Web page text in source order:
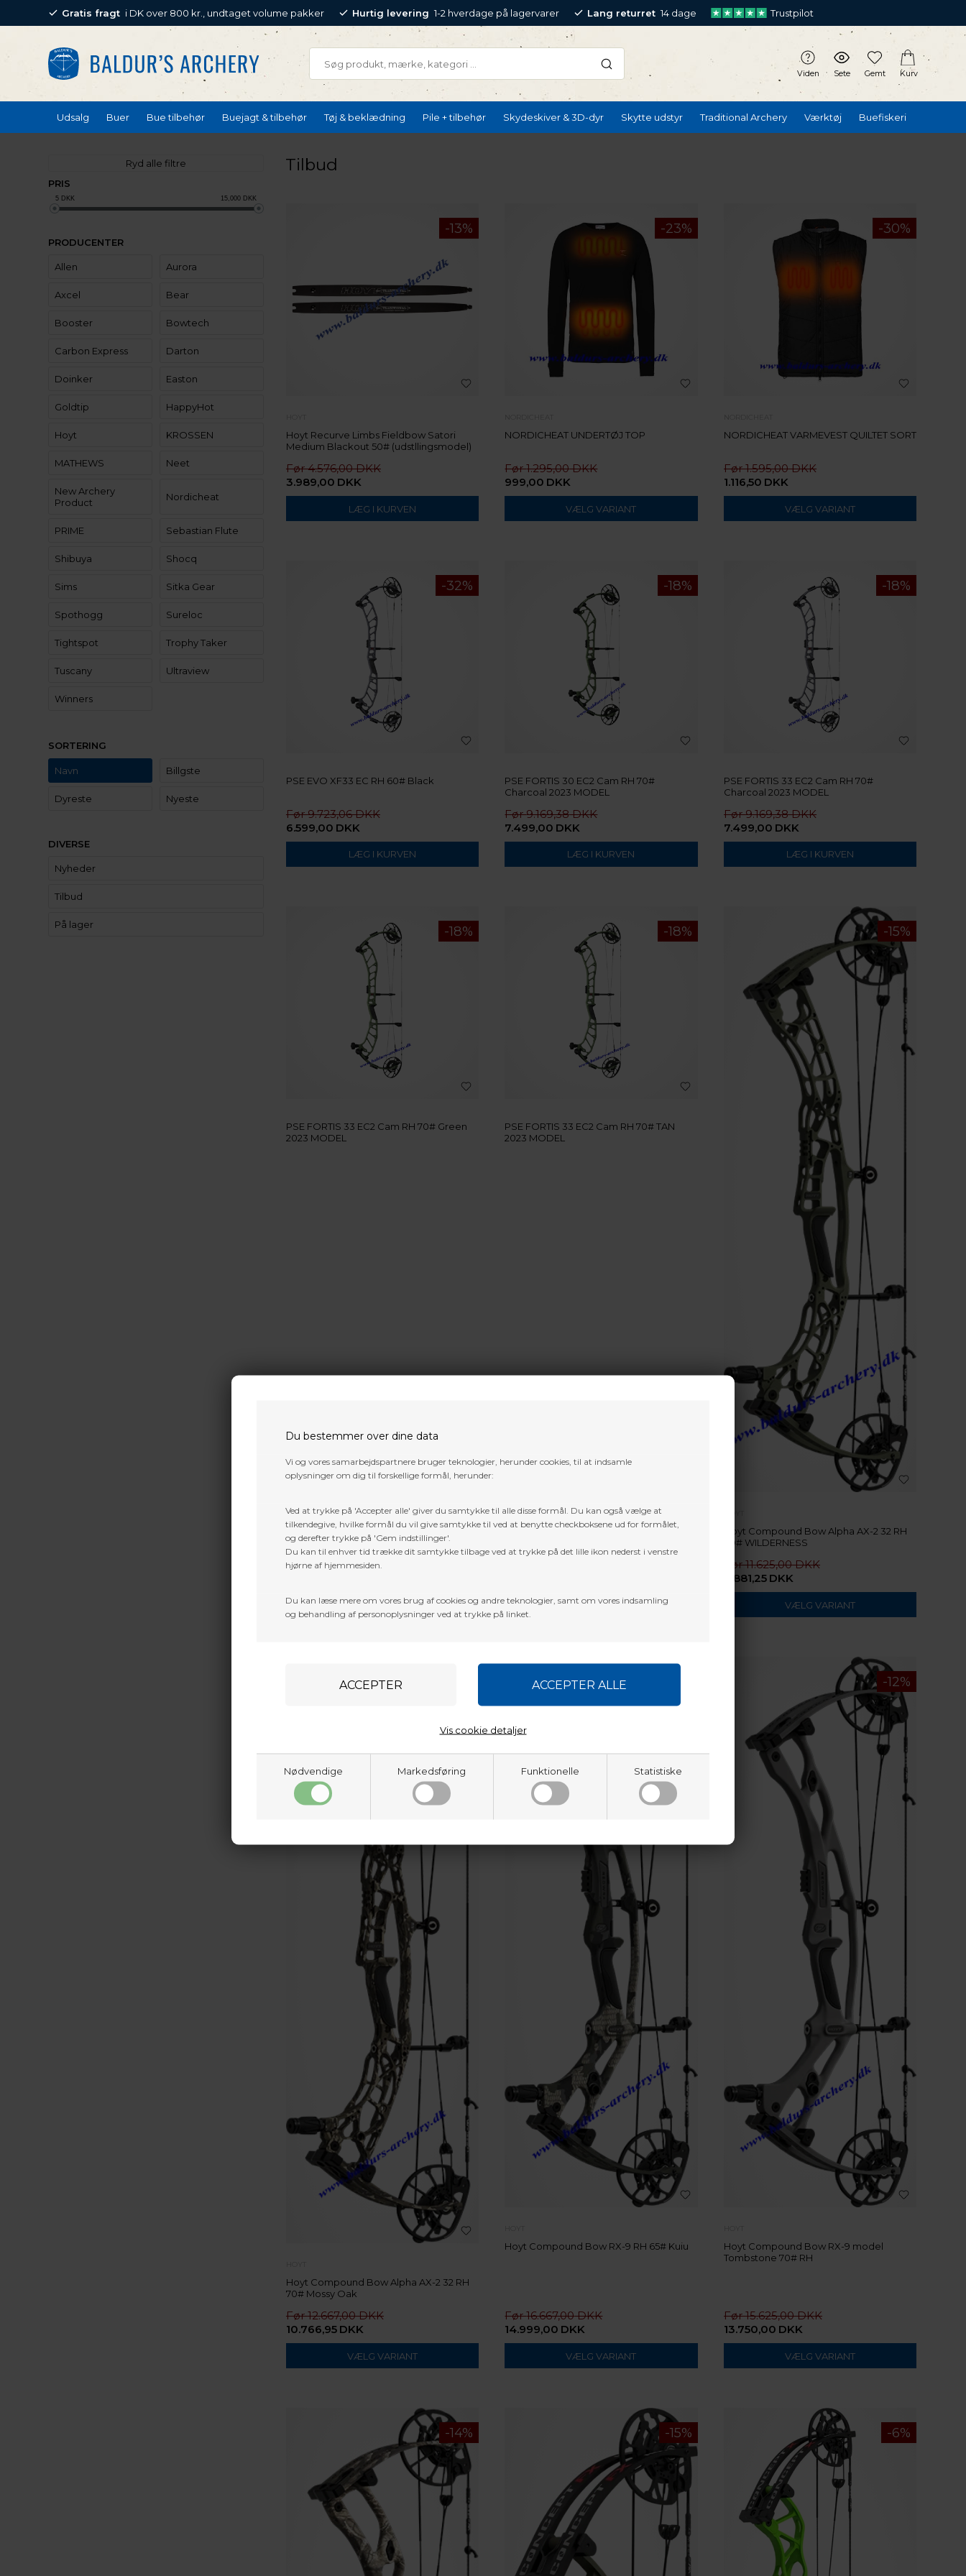
Du bestemmer over dine data
Vi og vores samarbejdspartnere bruger teknologier, herunder cookies, til at indsamle
oplysninger om dig til forskellige formål, herunder:
Ved at trykke på 'Accepter alle' giver du samtykke til alle disse formål. Du kan også vælge at
tilkendegive, hvilke formål du vil give samtykke til ved at benytte checkboksene ud for formålet,
og derefter trykke på 'Gem indstillinger'.
Du kan til enhver tid trække dit samtykke tilbage ved at trykke på det lille ikon nederst i venstre
hjørne af hjemmesiden.
Du kan læse mere om vores brug af cookies og andre teknologier, samt om vores indsamling
og behandling af personoplysninger ved at trykke på linket.
Nødvendige Markedsføring Funktionelle Statistiske
Vis cookie detaljer
Gratis fragt i DK over 800 kr., undtaget volume pakker Hurtig levering 1-2 hverdage på lagervarer Lang returret 14 dage Trustpilot
Viden Sete Gemt Kurv
Udsalg Buer Bue tilbehør Buejagt & tilbehør Tøj & beklædning Pile + tilbehør Skydeskiver & 3D-dyr Skytte udstyr Traditional Archery Værktøj Buefiskeri
Ryd alle filtre
PRIS
5 DKK 15,000 DKK
PRODUCENTER
Allen Aurora
Axcel Bear
Booster Bowtech
Carbon Express Darton
Doinker Easton
Goldtip HappyHot
Hoyt KROSSEN
MATHEWS Neet
New Archery
Product
Nordicheat
PRIME Sebastian Flute
Shibuya Shocq
Sims Sitka Gear
Spothogg Sureloc
Tightspot Trophy Taker
Tuscany Ultraview
Winners
SORTERING
Navn Billgste
Dyreste Nyeste
DIVERSE
Nyheder
Tilbud
På lager
Tilbud
Hoyt Recurve Limbs Fieldbow Satori
Medium Blackout 50# (udstllingsmodel)
4.576,00
3.989,00 DKK
NORDICHEAT UNDERTØJ TOP
1.295,00
999,00 DKK
VÆLG VARIANT
NORDICHEAT VARMEVEST QUILTET SORT
1.595,00
1.116,50 DKK
VÆLG VARIANT
PSE EVO XF33 EC RH 60# Black
9.723,06
6.599,00 DKK
PSE FORTIS 30 EC2 Cam RH 70#
Charcoal 2023 MODEL
9.169,38
7.499,00 DKK
PSE FORTIS 33 EC2 Cam RH 70#
Charcoal 2023 MODEL
9.169,38
7.499,00 DKK
PSE FORTIS 33 EC2 Cam RH 70# Green
2023 MODEL
9.169,38
PSE FORTIS 33 EC2 Cam RH 70# TAN
2023 MODEL
Hoyt Compound Bow Alpha AX-2 32 RH
60# WILDERNESS
11.625,00
9.881,25 DKK
VÆLG VARIANT
Hoyt Compound Bow Alpha AX-2 32 RH
70# Mossy Oak
12.667,00
10.766,95 DKK
VÆLG VARIANT
Hoyt Compound Bow RX-9 RH 65# Kuiu
16.667,00
14.999,00 DKK
VÆLG VARIANT
Hoyt Compound Bow RX-9 model
Tombstone 70# RH
15.625,00
13.750,00 DKK
VÆLG VARIANT